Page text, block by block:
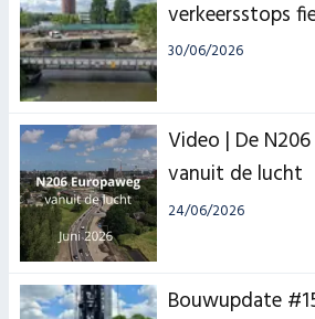
verkeersstops
30/06/2026
Video | De
vanuit de lucht
24/06/2026
Bouwupdate